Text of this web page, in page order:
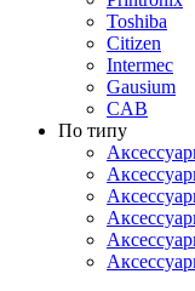
Toshiba
Citizen
Intermec
Gausium
CAB
По типу